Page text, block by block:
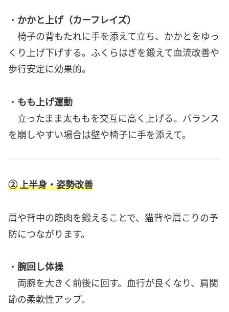
・ かかと上げ（カーフレイズ）
椅子の背もたれに手を添えて立ち、かかとをゆっ
くり上げ下げする。ふくらはぎを鍛えて血流改善や
歩行安定に効果的。
・ もも上げ運動
立ったまま太ももを交互に高く上げる。バランス
を崩しやすい場合は壁や椅子に手を添えて。
② 上半身・姿勢改善
肩や背中の筋肉を鍛えることで、猫背や肩こりの予
防につながります。
・ 腕回し体操
両腕を大きく前後に回す。血行が良くなり、肩関
節の柔軟性アップ。